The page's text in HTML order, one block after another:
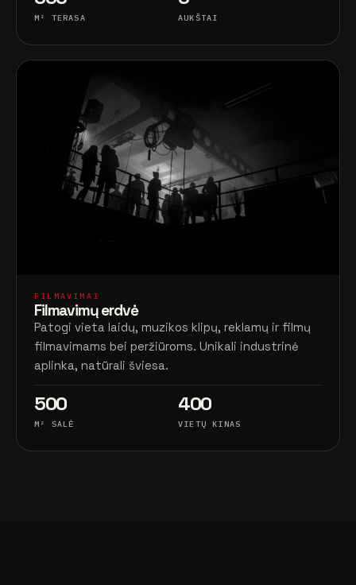
M² TERASA AUKŠTAI
FILMAVIMAI
Filmavimų erdvė
Patogi vieta laidų, muzikos klipų, reklamų ir filmų
filmavimams bei peržiūroms. Unikali industrinė
aplinka, natūrali šviesa.
500
M² SALĖ
400
VIETŲ KINAS